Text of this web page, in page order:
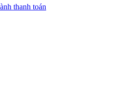
thanh toán